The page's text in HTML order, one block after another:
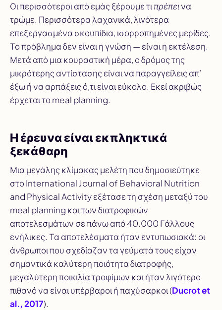
Οι περισσότεροι από εμάς ξέρουμε τι πρέπεινα
τρώμε. Περισσότερα λαχανικά, λιγότερα
επεξεργασμένα σκουπίδια, ισορροπημένες μερίδες.
Το πρόβλημα δεν είναι η γνώση — είναι η εκτέλεση.
Μετά από μια κουραστική μέρα, ο δρόμος της
μικρότερης αντίστασης είναι να παραγγείλεις απ’
έξω ή να αρπάξεις ό,τι είναι εύκολο. Εκεί ακριβώς
έρχεται το meal planning.
Η έρευνα είναι εκπληκτικά
ξεκάθαρη
Μια μεγάλης κλίμακας μελέτη που δημοσιεύτηκε
στο International Journal of Behavioral Nutrition
and Physical Activityεξέτασε τη σχέση μεταξύ του
meal planning και των διατροφικών
αποτελεσμάτων σε πάνω από 40.000 Γάλλους
ενήλικες. Τα αποτελέσματα ήταν εντυπωσιακά: οι
άνθρωποι που σχεδίαζαν τα γεύματά τους είχαν
σημαντικά καλύτερη ποιότητα διατροφής,
μεγαλύτερη ποικιλία τροφίμων και ήταν λιγότερο
πιθανό να είναι υπέρβαροι ή παχύσαρκοι (Ducrot et
al., 2017).